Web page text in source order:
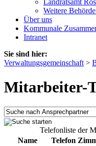
Landratsamt
Weitere
Über uns
Kommunale
Intranet
Sie sind hier:
Verwaltungsgemeinschaft >
Mitarbeiter-
Telefonliste der
Name
Telefon